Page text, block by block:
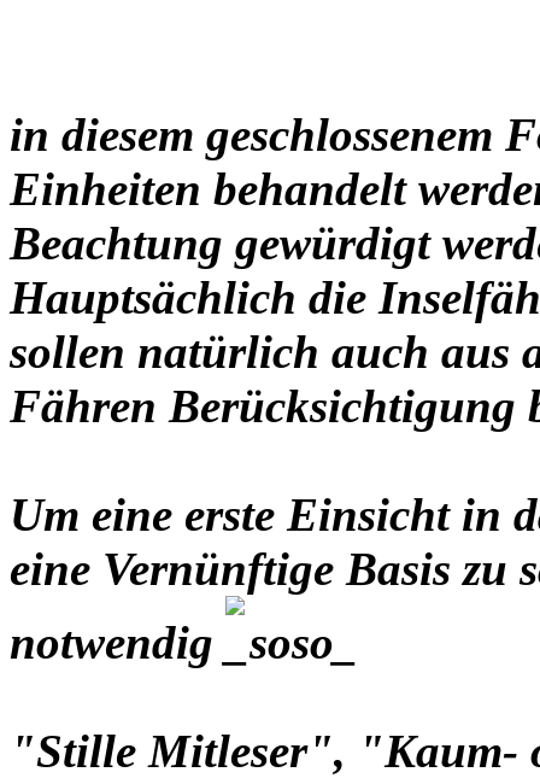
in diesem geschlossenem
Einheiten behandelt
Beachtung gewürdigt
Hauptsächlich die
sollen natürlich auch aus
Fähren Berücksichtigung
Um eine erste Einsicht in
eine Vernünftige Basis zu
notwendig
"Stille Mitleser", "Kaum-